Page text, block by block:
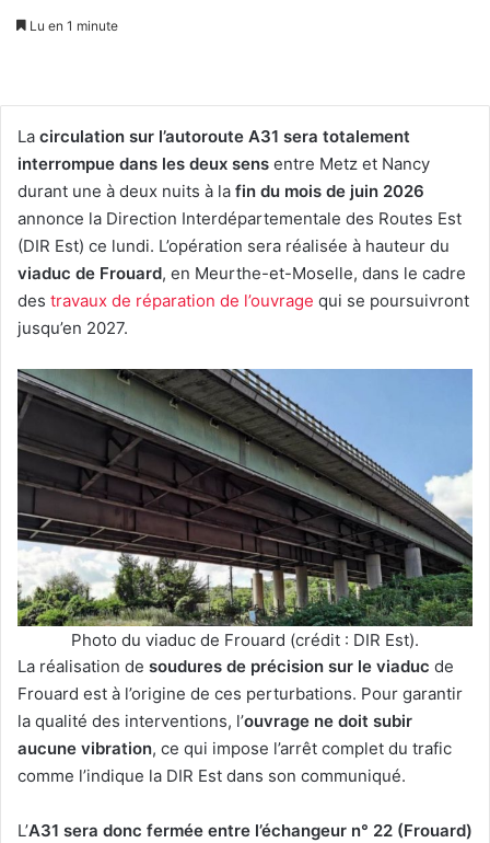
Lu en 1 minute
La circulation sur l’autoroute A31 sera totalement
interrompue dans les deux sens entre Metz et Nancy
durant une à deux nuits à la fin du mois de juin 2026
annonce la Direction Interdépartementale des Routes Est
(DIR Est) ce lundi. L’opération sera réalisée à hauteur du
viaduc de Frouard, en Meurthe-et-Moselle, dans le cadre
des travaux de réparation de l’ouvrage qui se poursuivront
jusqu’en 2027.
Photo du viaduc de Frouard (crédit : DIR Est).
La réalisation de soudures de précision sur le viaduc de
Frouard est à l’origine de ces perturbations. Pour garantir
la qualité des interventions, l’ouvrage ne doit subir
aucune vibration, ce qui impose l’arrêt complet du trafic
comme l’indique la DIR Est dans son communiqué.
L’A31 sera donc fermée entre l’échangeur n° 22 (Frouard)